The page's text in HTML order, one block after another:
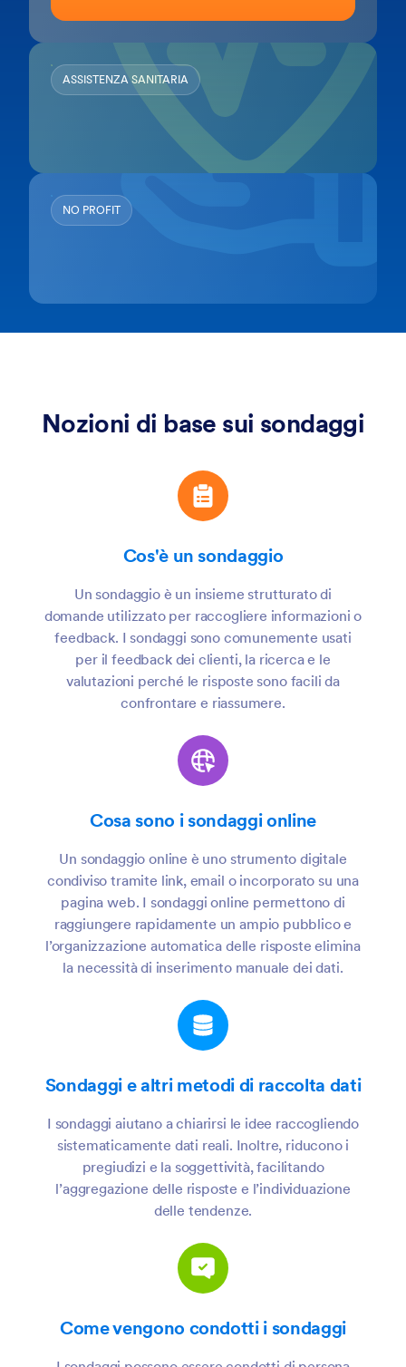
ASSISTENZA SANITARIA
NO PROFIT
Nozioni di base sui sondaggi
Cos'è un sondaggio
Un sondaggio è un insieme strutturato di
domande utilizzato per raccogliere informazioni o
feedback. I sondaggi sono comunemente usati
per il feedback dei clienti, la ricerca e le
valutazioni perché le risposte sono facili da
confrontare e riassumere.
Cosa sono i sondaggi online
Un sondaggio online è uno strumento digitale
condiviso tramite link, email o incorporato su una
pagina web. I sondaggi online permettono di
raggiungere rapidamente un ampio pubblico e
l’organizzazione automatica delle risposte elimina
la necessità di inserimento manuale dei dati.
Sondaggi e altri metodi di raccolta dati
I sondaggi aiutano a chiarirsi le idee raccogliendo
sistematicamente dati reali. Inoltre, riducono i
pregiudizi e la soggettività, facilitando
l’aggregazione delle risposte e l’individuazione
delle tendenze.
Come vengono condotti i sondaggi